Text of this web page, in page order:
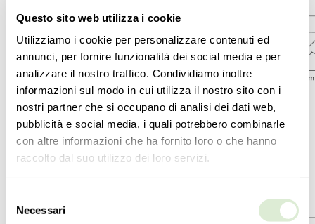
Questo sito web utilizza i cookie
Utilizziamo i cookie per personalizzare contenuti ed
annunci, per fornire funzionalità dei social media e per
analizzare il nostro traffico. Condividiamo inoltre
informazioni sul modo in cui utilizza il nostro sito con i
nostri partner che si occupano di analisi dei dati web,
pubblicità e social media, i quali potrebbero combinarle
con altre informazioni che ha fornito loro o che hanno
raccolto dal suo utilizzo dei loro servizi.
delNecessari
7317-00 7318-00